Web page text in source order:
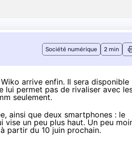
Société numérique 2 min
arrive enfin. Il sera disponible
lui permet pas de rivaliser avec
seulement.
ainsi que deux smartphones : le
vise un peu plus haut. Un peu
partir du 10 juin prochain.